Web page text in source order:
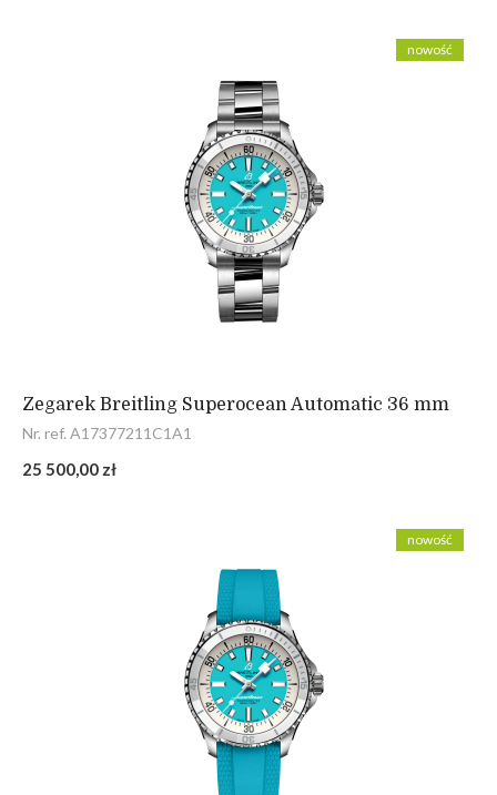
Zegarek Breitling Superocean Automatic 36 mm
Nr. ref. A17377211C1A1
25 500,00 zł
nowość
nowość